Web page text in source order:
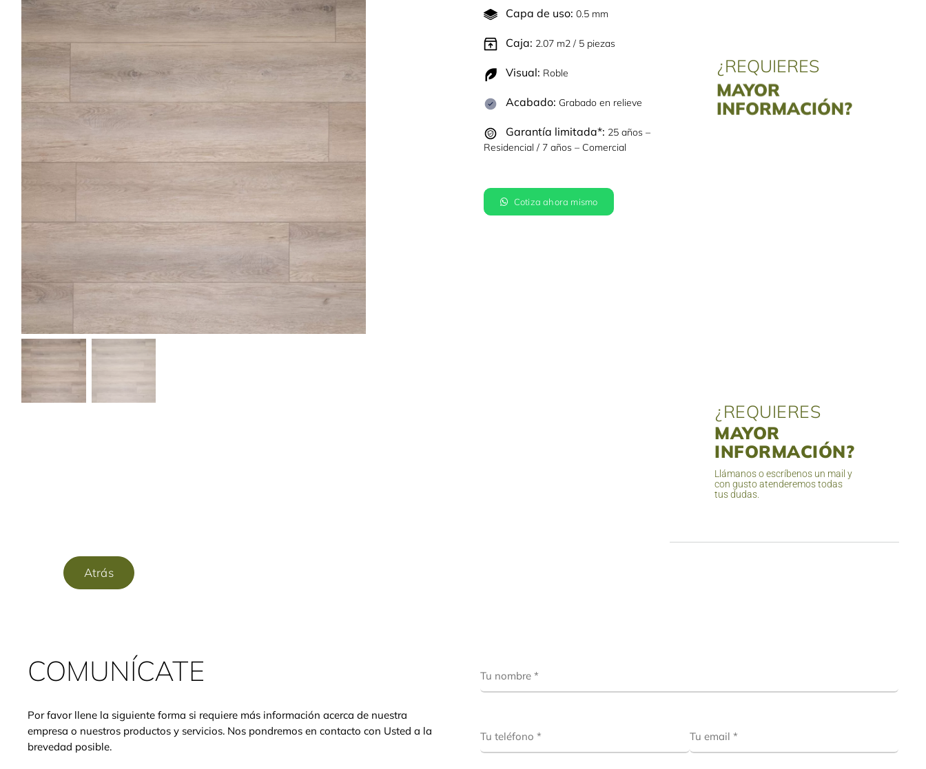
Capa de uso: 0.5 mm
Caja: 2.07 m2 / 5 piezas
Visual: Roble
Acabado: Grabado en relieve
Garantía limitada*: 25 años –
Residencial / 7 años – Comercial
Cotiza ahora mismo
¿REQUIERES
MAYOR
INFORMACIÓN?
¿REQUIERES
MAYOR
INFORMACIÓN?
Llámanos o escríbenos un mail y
con gusto atenderemos todas
tus dudas.
Atrás
COMUNÍCATE
Por favor llene la siguiente forma si requiere más información acerca de nuestra
empresa o nuestros productos y servicios. Nos pondremos en contacto con Usted a la
brevedad posible.